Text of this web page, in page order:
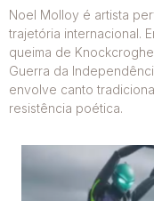
Noel Molloy é artista
trajetória internacional.
queima de
Guerra da
envolve canto
resistência poética.